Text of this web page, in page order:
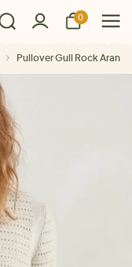
0
Pullover Gull Rock Aran